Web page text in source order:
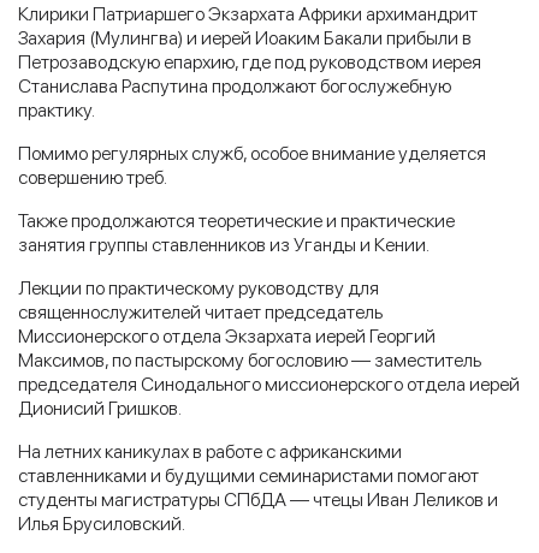
Клирики Патриаршего Экзархата Африки архимандрит
Захария (Мулингва) и иерей Иоаким Бакали прибыли в
Петрозаводскую епархию, где под руководством иерея
Станислава Распутина продолжают богослужебную
практику.
Помимо регулярных служб, особое внимание уделяется
совершению треб.
Также продолжаются теоретические и практические
занятия группы ставленников из Уганды и Кении.
Лекции по практическому руководству для
священнослужителей читает председатель
Миссионерского отдела Экзархата иерей Георгий
Максимов, по пастырскому богословию — заместитель
председателя Синодального миссионерского отдела иерей
Дионисий Гришков.
На летних каникулах в работе с африканскими
ставленниками и будущими семинаристами помогают
студенты магистратуры СПбДА — чтецы Иван Леликов и
Илья Брусиловский.